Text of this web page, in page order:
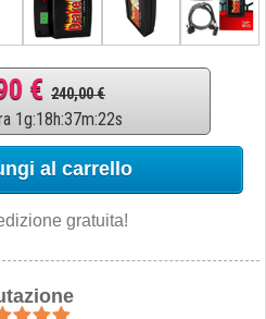
€ 240,00 €
1g:18h:37m:21s
al carrello
gratuita!